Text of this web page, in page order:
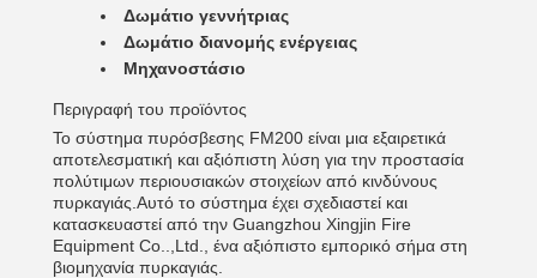
Δωμάτιο γεννήτριας
Δωμάτιο διανομής ενέργειας
Μηχανοστάσιο
Περιγραφή του προϊόντος
Το σύστημα πυρόσβεσης FM200 είναι μια εξαιρετικά
αποτελεσματική και αξιόπιστη λύση για την προστασία
πολύτιμων περιουσιακών στοιχείων από κινδύνους
πυρκαγιάς.Αυτό το σύστημα έχει σχεδιαστεί και
κατασκευαστεί από την Guangzhou Xingjin Fire
Equipment Co..,Ltd., ένα αξιόπιστο εμπορικό σήμα στη
βιομηχανία πυρκαγιάς.